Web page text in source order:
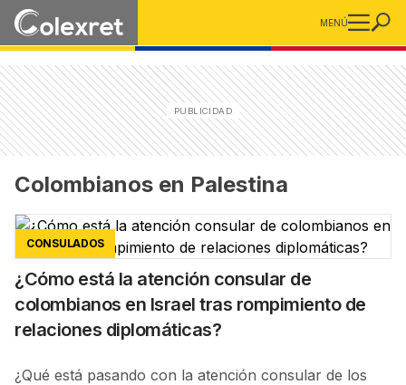
MENÚ
Colombianos en Palestina
CONSULADOS
¿Cómo está la atención consular de
colombianos en Israel tras rompimiento de
relaciones diplomáticas?
¿Qué está pasando con la atención consular de los